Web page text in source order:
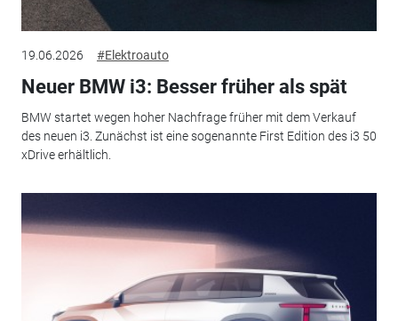
19.06.2026 #Elektroauto
Neuer BMW i3: Besser früher als spät
BMW startet wegen hoher Nachfrage früher mit dem Verkauf
des neuen i3. Zunächst ist eine sogenannte First Edition des i3 50
xDrive erhältlich.